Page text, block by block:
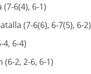
6(4), 6-1)
(7-6(6), 6-7(5), 6-2)
4, 6-4)
(6-2, 2-6, 6-1)